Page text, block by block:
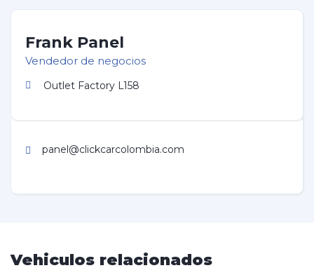
Frank Panel
Vendedor de negocios
Outlet Factory L158
panel@clickcarcolombia.com
Vehiculos relacionados